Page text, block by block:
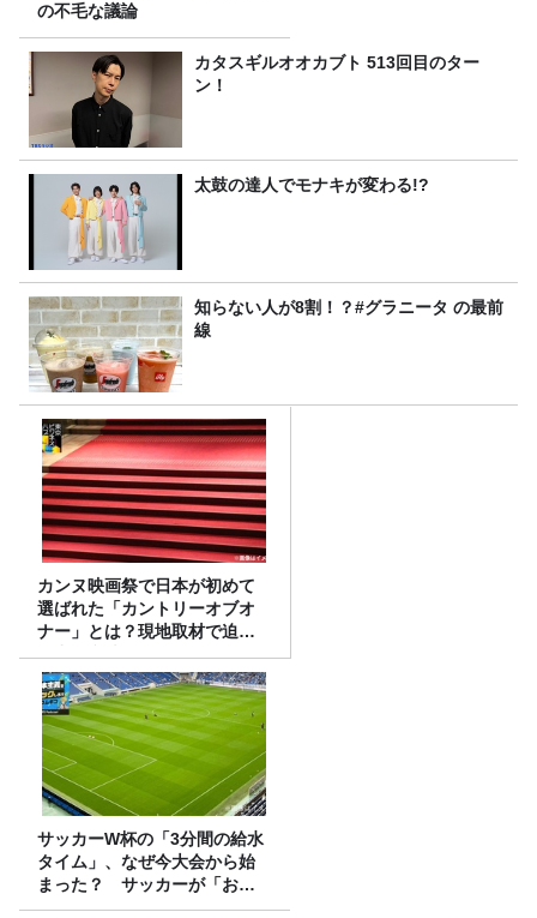
の不毛な議論
カタスギルオオカブト 513回目のター
ン！
太鼓の達人でモナキが変わる!?
知らない人が8割！？#グラニータ の最前
線
カンヌ映画祭で日本が初めて
選ばれた「カントリーオブオ
ナー」とは？現地取材で迫る
選出の意味
サッカーW杯の「3分間の給水
タイム」、なぜ今大会から始
まった？ サッカーが「お
金」に変わる仕組み